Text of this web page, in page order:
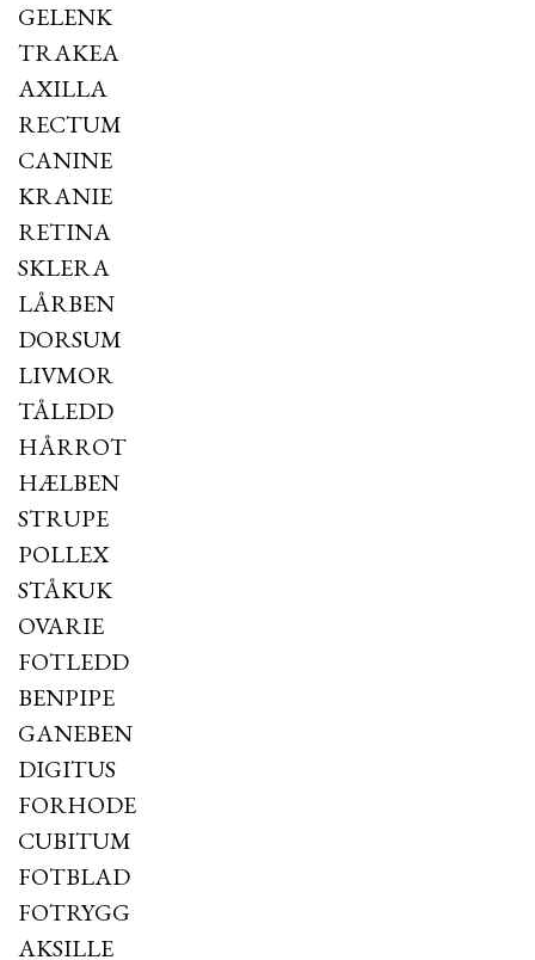
GELENK
TRAKEA
AXILLA
RECTUM
CANINE
KRANIE
RETINA
SKLERA
LÅRBEN
DORSUM
LIVMOR
TÅLEDD
HÅRROT
HÆLBEN
STRUPE
POLLEX
STÅKUK
OVARIE
FOTLEDD
BENPIPE
GANEBEN
DIGITUS
FORHODE
CUBITUM
FOTBLAD
FOTRYGG
AKSILLE